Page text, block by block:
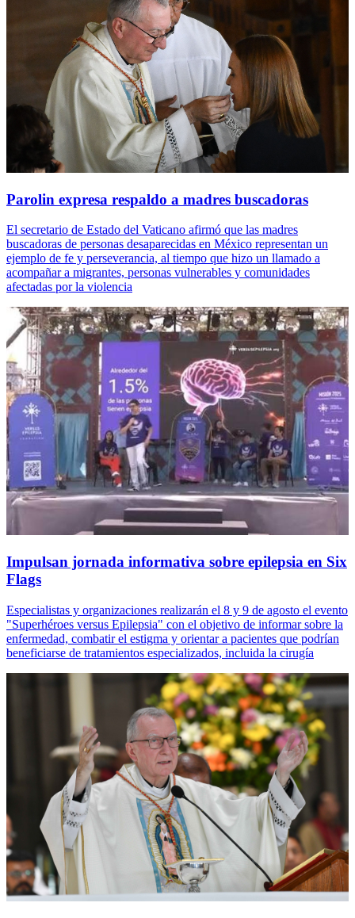
Parolin expresa respaldo a madres buscadoras
El secretario de Estado del Vaticano afirmó que las madres
buscadoras de personas desaparecidas en México representan un
ejemplo de fe y perseverancia, al tiempo que hizo un llamado a
acompañar a migrantes, personas vulnerables y comunidades
afectadas por la violencia
Impulsan jornada informativa sobre epilepsia en Six
Flags
Especialistas y organizaciones realizarán el 8 y 9 de agosto el evento
"Superhéroes versus Epilepsia" con el objetivo de informar sobre la
enfermedad, combatir el estigma y orientar a pacientes que podrían
beneficiarse de tratamientos especializados, incluida la cirugía